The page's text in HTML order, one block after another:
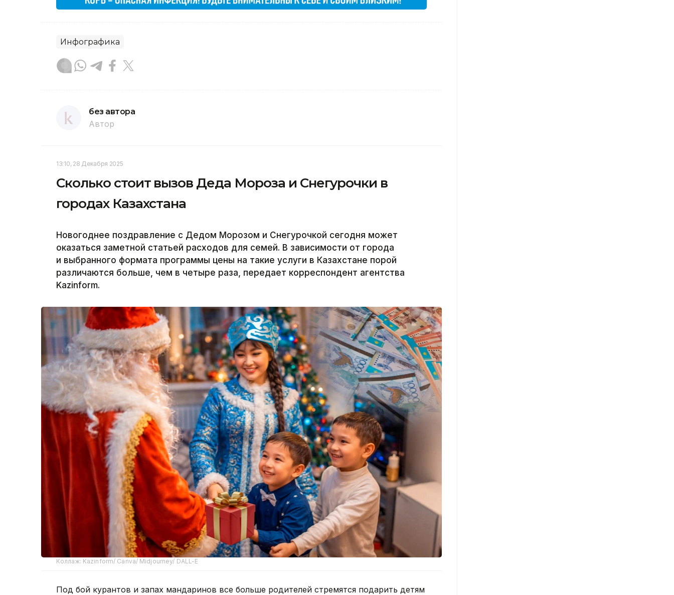
Инфографика
без автора
Автор
13:10, 28 Декабря 2025
Сколько стоит вызов Деда Мороза и Снегурочки в
городах Казахстана
Новогоднее поздравление с Дедом Морозом и Снегурочкой сегодня может
оказаться заметной статьей расходов для семей. В зависимости от города
и выбранного формата программы цены на такие услуги в Казахстане порой
различаются больше, чем в четыре раза, передает корреспондент агентства
Kazinform.
Коллаж: Kazinform/ Canva/ Midjourney/ DALL-E
Под бой курантов и запах мандаринов все больше родителей стремятся подарить детям